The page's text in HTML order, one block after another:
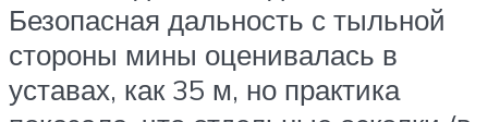
Безопасная дальность с тыльной
стороны мины оценивалась в
уставах, как 35 м, но практика